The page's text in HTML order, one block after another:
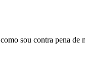
sou contra pena